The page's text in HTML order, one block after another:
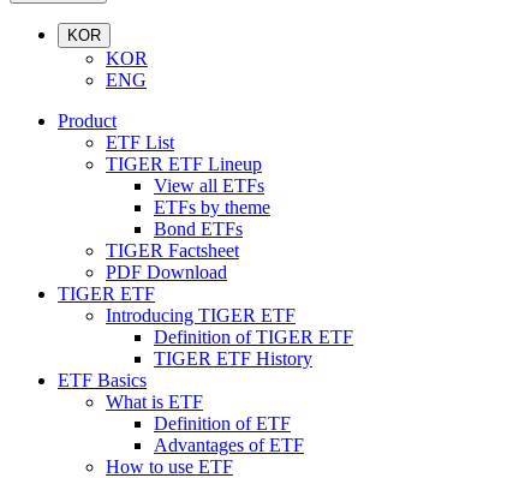
KOR
KOR
ENG
Product
ETF List
TIGER ETF Lineup
View all ETFs
ETFs by theme
Bond ETFs
TIGER Factsheet
PDF Download
TIGER ETF
Introducing TIGER ETF
Definition of TIGER ETF
TIGER ETF History
ETF Basics
What is ETF
Definition of ETF
Advantages of ETF
How to use ETF